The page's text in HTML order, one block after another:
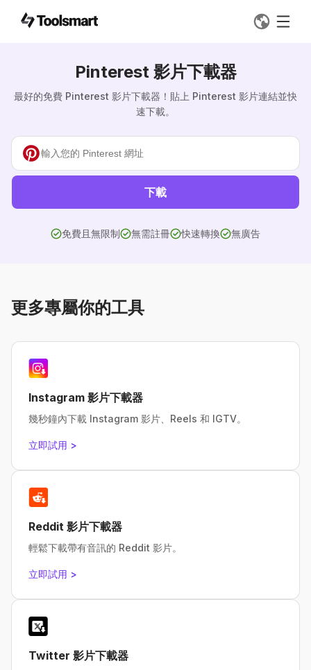
Pinterest 影片下載器
最好的免費 Pinterest 影片下載器！貼上 Pinterest 影片連結並快
速下載。
下載
免費且無限制 無需註冊 快速轉換 無廣告
更多專屬你的工具
Instagram 影片下載器
幾秒鐘內下載 Instagram 影片、Reels 和 IGTV。
立即試用 >
Reddit 影片下載器
輕鬆下載帶有音訊的 Reddit 影片。
立即試用 >
Twitter 影片下載器